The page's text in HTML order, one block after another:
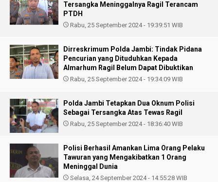
Tersangka Meninggalnya Ragil Terancam
PTDH
Rabu, 25 September 2024 - 19:39:51 WIB
Dirreskrimum Polda Jambi: Tindak Pidana
Pencurian yang Dituduhkan Kepada
Almarhum Ragil Belum Dapat Dibuktikan
Rabu, 25 September 2024 - 19:34:09 WIB
Polda Jambi Tetapkan Dua Oknum Polisi
Sebagai Tersangka Atas Tewas Ragil
Rabu, 25 September 2024 - 18:36:40 WIB
Polisi Berhasil Amankan Lima Orang Pelaku
Tawuran yang Mengakibatkan 1 Orang
Meninggal Dunia
Selasa, 24 September 2024 - 14:55:28 WIB